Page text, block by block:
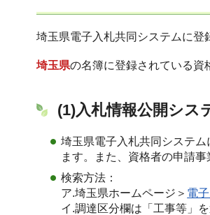
埼玉県電子入札共同システムに登
埼玉県の名簿に登録されている資
(1)入札情報公開シス
埼玉県電子入札共同システ
ます。また、資格者の申請
検索方法：
ア.埼玉県ホームページ＞ 電
イ.調達区分欄は「工事等」